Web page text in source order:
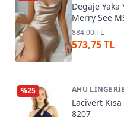
Degaje Yaka
Merry See
884,00 TL
573,75 TL
%25 AHU LINGERIE
Lacivert
8207